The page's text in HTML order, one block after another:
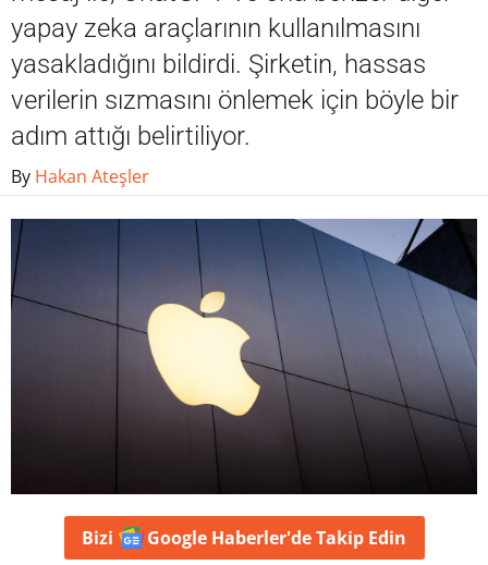
Contact / İletişim
yapay zeka araçlarının kullanılmasını
yasakladığını bildirdi. Şirketin, hassas
verilerin sızmasını önlemek için böyle bir
adım attığı belirtiliyor.
By Hakan Ateşler
Bizi Google Haberler'deTakip Edin